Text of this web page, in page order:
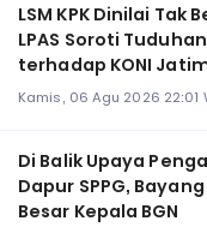
LSM KPK Dinilai
LPAS Soroti
terhadap KONI
Kamis, 06 Agu 2026 22:01
Di Balik Upaya
Dapur SPPG,
Besar Kepala BGN